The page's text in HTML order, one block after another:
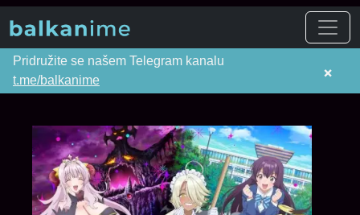
Pridružite se našem Telegram kanalu
t.me/balkanime
×